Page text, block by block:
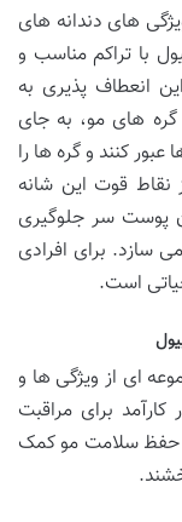
های دندانه های
با تراکم مناسب و
انعطاف پذیری به
گره های مو، به جای
کنند و گره ها را
نقاط قوت این شانه
پوست سر جلوگیری
سازد. برای افرادی
است.
ای از ویژگی ها و
برای مراقبت
به حفظ سلامت مو کمک